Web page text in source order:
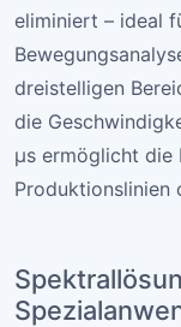
eliminiert – ideal
dreistelligen
die
µs ermöglicht die
Produktionslinien